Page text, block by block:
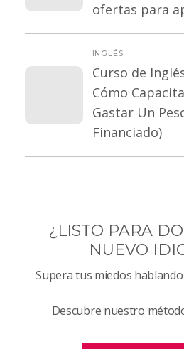
ofertas para
INGLÉS
Curso de
Cómo
Gastar Un
Financiado)
¿LISTO PARA
NUEVO
Supera tus miedos
Descubre nuestro